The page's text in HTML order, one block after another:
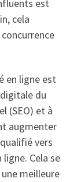
est
cela
en ligne est
du
(SEO) et à
augmenter
vers
Cela se
meilleure